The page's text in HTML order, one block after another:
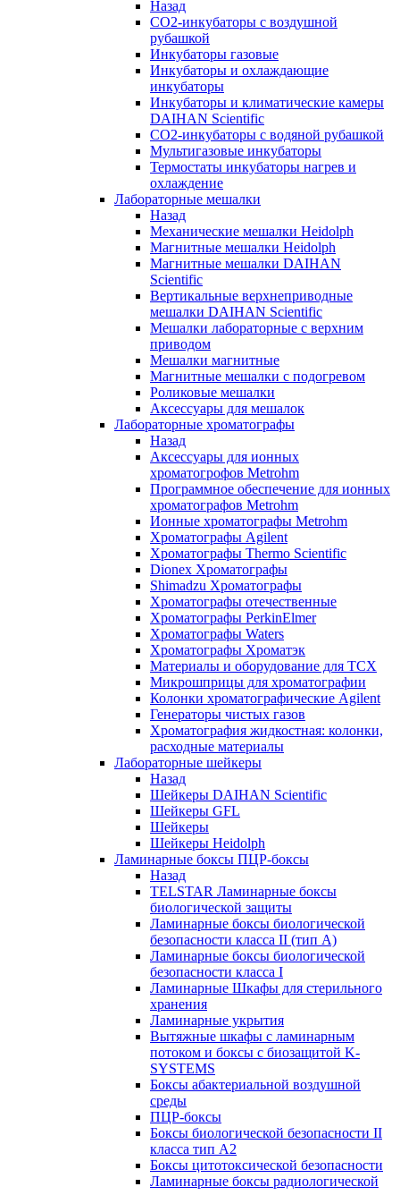
Назад
СО2-инкубаторы с воздушной
рубашкой
Инкубаторы газовые
Инкубаторы и охлаждающие
инкубаторы
Инкубаторы и климатические камеры
DAIHAN Scientific
CO2-инкубаторы с водяной рубашкой
Мультигазовые инкубаторы
Термостаты инкубаторы нагрев и
охлаждение
Лабораторные мешалки
Назад
Механические мешалки Heidolph
Магнитные мешалки Heidolph
Магнитные мешалки DAIHAN
Scientific
Вертикальные верхнеприводные
мешалки DAIHAN Scientific
Мешалки лабораторные с верхним
приводом
Мешалки магнитные
Магнитные мешалки с подогревом
Роликовые мешалки
Аксессуары для мешалок
Лабораторные хроматографы
Назад
Аксессуары для ионных
хроматогрофов Metrohm
Программное обеспечение для ионных
хроматографов Metrohm
Ионные хроматографы Metrohm
Хроматографы Agilent
Хроматографы Thermo Scientific
Dionex Хроматографы
Shimadzu Хроматографы
Хроматографы отечественные
Хроматографы PerkinElmer
Хроматографы Waters
Хроматографы Хроматэк
Материалы и оборудование для ТСХ
Микрошприцы для хроматографии
Колонки хроматографические Agilent
Генераторы чистых газов
Хроматография жидкостная: колонки,
расходные материалы
Лабораторные шейкеры
Назад
Шейкеры DAIHAN Scientific
Шейкеры GFL
Шейкеры
Шейкеры Heidolph
Ламинарные боксы ПЦР-боксы
Назад
TELSTAR Ламинарные боксы
биологической защиты
Ламинарные боксы биологической
безопасности класса II (тип А)
Ламинарные боксы биологической
безопасности класса I
Ламинарные Шкафы для стерильного
хранения
Ламинарные укрытия
Вытяжные шкафы с ламинарным
потоком и боксы с биозащитой K-
SYSTEMS
Боксы абактериальной воздушной
среды
ПЦР-боксы
Боксы биологической безопасности II
класса тип A2
Боксы цитотоксической безопасности
Ламинарные боксы радиологической